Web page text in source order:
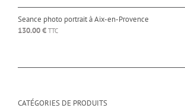
Seance photo portrait à Aix-en-Provence
130.00€ TTC
CATÉGORIES DE PRODUITS